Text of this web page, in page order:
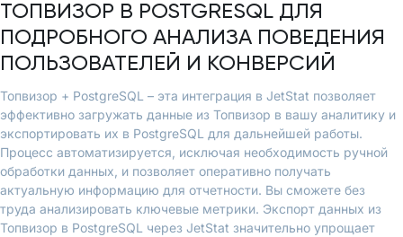
ТОПВИЗОР В POSTGRESQL ДЛЯ
ПОДРОБНОГО АНАЛИЗА ПОВЕДЕНИЯ
ПОЛЬЗОВАТЕЛЕЙ И КОНВЕРСИЙ
Топвизор + PostgreSQL – эта интеграция в JetStat позволяет
эффективно загружать данные из Топвизор в вашу аналитику и
экспортировать их в PostgreSQL для дальнейшей работы.
Процесс автоматизируется, исключая необходимость ручной
обработки данных, и позволяет оперативно получать
актуальную информацию для отчетности. Вы сможете без
труда анализировать ключевые метрики. Экспорт данных из
Топвизор в PostgreSQL через JetStat значительно упрощает